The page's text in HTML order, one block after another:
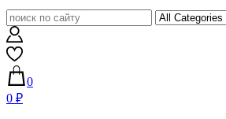
0
0 ₽